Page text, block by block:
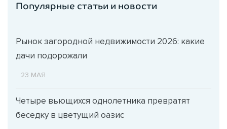
Популярные статьи и новости
Рынок загородной недвижимости 2026: какие
дачи подорожали
23 МАЯ
Четыре вьющихся однолетника превратят
беседку в цветущий оазис